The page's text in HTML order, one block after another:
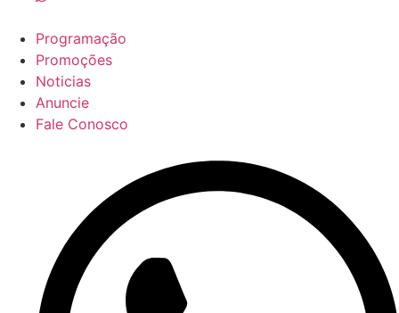
Programação
Promoções
Noticias
Anuncie
Fale Conosco